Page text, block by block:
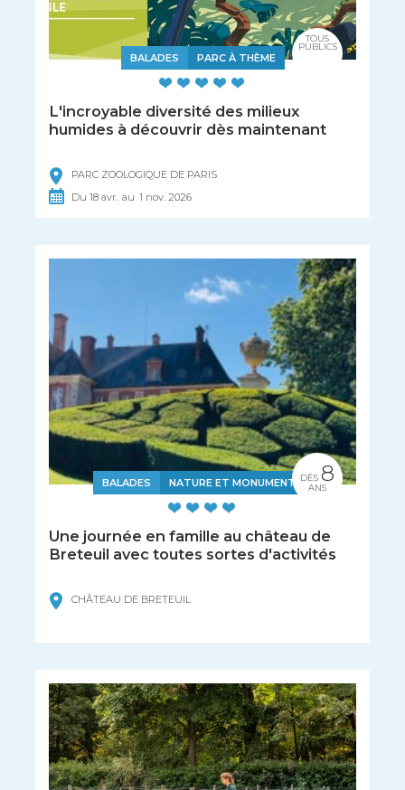
BALADES PARC À THÈME
L'incroyable diversité des milieux
humides à découvrir dès maintenant
PARC ZOOLOGIQUE DE PARIS
Du18avr. au 1 nov. 2026
TOUS
PUBLICS
BALADES NATURE ET MONUMENTS
Une journée en famille au château de
Breteuil avec toutes sortes d'activités
CHÂTEAU DE BRETEUIL
DÈS 8
ANS